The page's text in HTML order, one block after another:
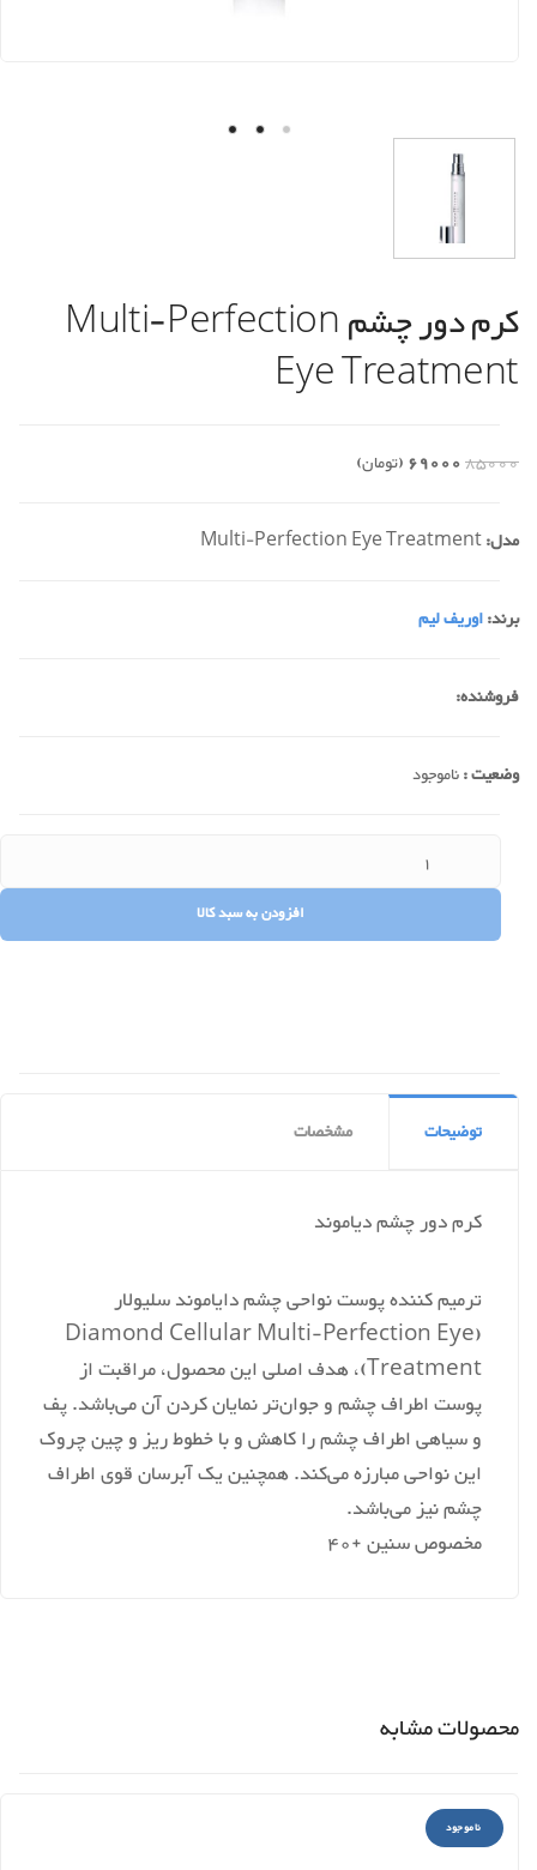
کرم دور چشم Multi-Perfection
Eye Treatment
85000
69000(تومان)
مدل:Multi-Perfection Eye Treatment
برند:اوریف لیم
فروشنده:
وضعیت :ناموجود
توضیحات مشخصات
کرم دور چشم دیاموند
ترمیم کننده پوست نواحی چشم دایاموند سلیولار
(Diamond Cellular Multi-Perfection Eye
Treatment)، هدف اصلی این محصول، مراقبت از
پوست اطراف چشم و جوان‌تر نمایان کردن آن می‌باشد. پف
و سیاهی اطراف چشم را کاهش و با خطوط ریز و چین چروک
این نواحی مبارزه می‌کند. همچنین یک آبرسان قوی اطراف
چشم نیز می‌باشد.
مخصوص سنین +40
محصولات مشابه
ناموجود